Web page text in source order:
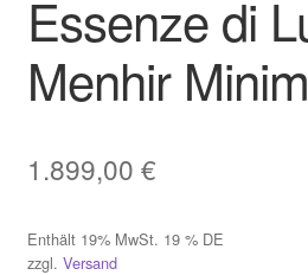
Essenze di
Menhir
1.899,00 €
Enthält 19% MwSt. 19 % DE
zzgl. Versand